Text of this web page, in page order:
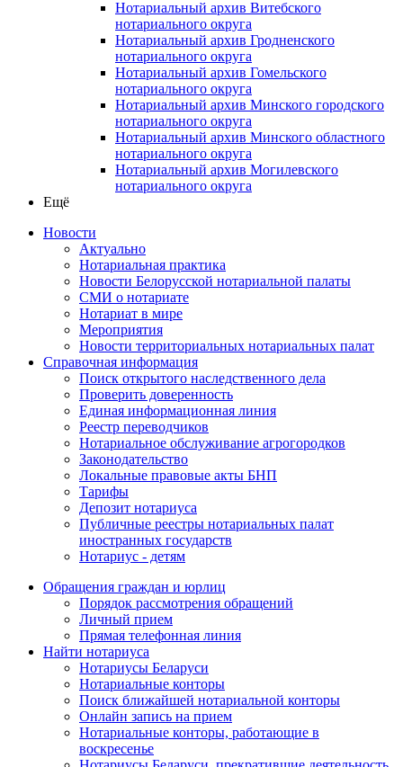
Нотариальный архив Витебского
нотариального округа
Нотариальный архив Гродненского
нотариального округа
Нотариальный архив Гомельского
нотариального округа
Нотариальный архив Минского городского
нотариального округа
Нотариальный архив Минского областного
нотариального округа
Нотариальный архив Могилевского
нотариального округа
Ещё
Новости
Актуально
Нотариальная практика
Новости Белорусской нотариальной палаты
СМИ о нотариате
Нотариат в мире
Мероприятия
Новости территориальных нотариальных палат
Справочная информация
Поиск открытого наследственного дела
Проверить доверенность
Единая информационная линия
Реестр переводчиков
Нотариальное обслуживание агрогородков
Законодательство
Локальные правовые акты БНП
Тарифы
Депозит нотариуса
Публичные реестры нотариальных палат
иностранных государств
Нотариус - детям
Обращения граждан и юрлиц
Порядок рассмотрения обращений
Личный прием
Прямая телефонная линия
Найти нотариуса
Нотариусы Беларуси
Нотариальные конторы
Поиск ближайшей нотариальной конторы
Онлайн запись на прием
Нотариальные конторы, работающие в
воскресенье